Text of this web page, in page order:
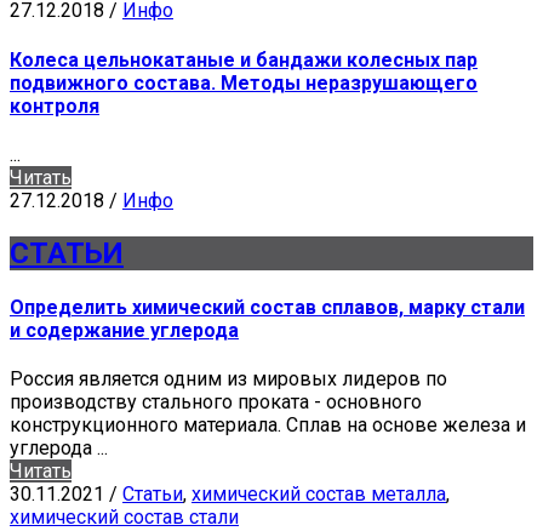
27.12.2018 / Инфо
Колеса цельнокатаные и бандажи колесных пар
подвижного состава. Методы неразрушающего
контроля
...
Читать
27.12.2018 / Инфо
СТАТЬИ
Определить химический состав сплавов, марку стали
и содержание углерода
Россия является одним из мировых лидеров по
производству стального проката - основного
конструкционного материала. Сплав на основе железа и
углерода ...
Читать
30.11.2021 / Статьи, химический состав металла,
химический состав стали